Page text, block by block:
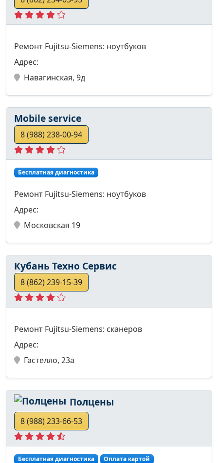
Ремонт Fujitsu-Siemens: ноутбуков
Адрес:
Навагинская, 9д
Mobile service
8 (988) 238-00-94
Бесплатная диагностика
Ремонт Fujitsu-Siemens: ноутбуков
Адрес:
Московская 19
Кубань Техно Сервис
8 (862) 239-15-39
Ремонт Fujitsu-Siemens: сканеров
Адрес:
Гастелло, 23а
Полцены
8 (988) 233-66-53
Бесплатная диагностика Оплата картой